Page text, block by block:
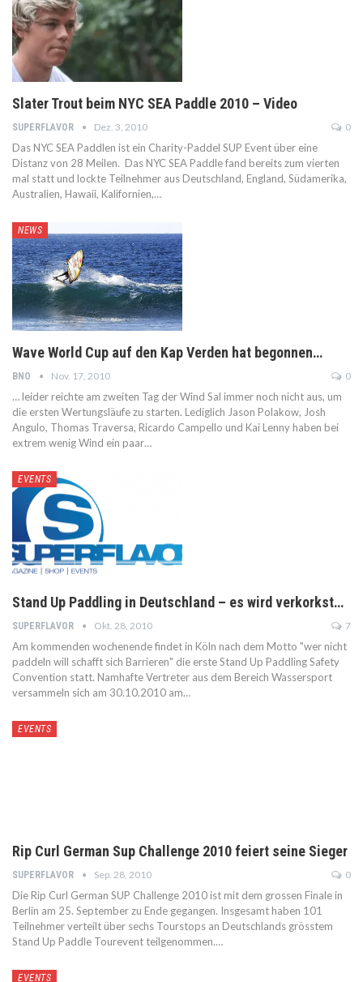
Slater Trout beim NYC SEA Paddle 2010 – Video
SUPERFLAVOR Dez. 3, 2010 0
Das NYC SEA Paddlen ist ein Charity-Paddel SUP Event über eine
Distanz von 28 Meilen. Das NYC SEA Paddle fand bereits zum vierten
mal statt und lockte Teilnehmer aus Deutschland, England, Südamerika,
Australien, Hawaii, Kalifornien,…
NEWS
Wave World Cup auf den Kap Verden hat begonnen…
BNO Nov. 17, 2010 0
… leider reichte am zweiten Tag der Wind Sal immer noch nicht aus, um
die ersten Wertungsläufe zu starten. Lediglich Jason Polakow, Josh
Angulo, Thomas Traversa, Ricardo Campello und Kai Lenny haben bei
extrem wenig Wind ein paar…
EVENTS
Stand Up Paddling in Deutschland – es wird verkorkst…
SUPERFLAVOR Okt. 28, 2010 7
Am kommenden wochenende findet in Köln nach dem Motto "wer nicht
paddeln will schafft sich Barrieren" die erste Stand Up Paddling Safety
Convention statt. Namhafte Vertreter aus dem Bereich Wassersport
versammeln sich am 30.10.2010 am…
EVENTS
Rip Curl German Sup Challenge 2010 feiert seine Sieger
SUPERFLAVOR Sep. 28, 2010 0
Die Rip Curl German SUP Challenge 2010 ist mit dem grossen Finale in
Berlin am 25. September zu Ende gegangen. Insgesamt haben 101
Teilnehmer verteilt über sechs Tourstops an Deutschlands grösstem
Stand Up Paddle Tourevent teilgenommen.…
EVENTS